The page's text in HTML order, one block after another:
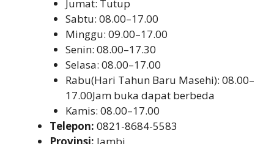
Jumat: Tutup
Sabtu: 08.00–17.00
Minggu: 09.00–17.00
Senin: 08.00–17.30
Selasa: 08.00–17.00
Rabu(Hari Tahun Baru Masehi): 08.00–
17.00Jam buka dapat berbeda
Kamis: 08.00–17.00
Telepon: 0821-8684-5583